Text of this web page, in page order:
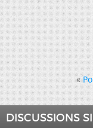
«
DISCUSSIONS